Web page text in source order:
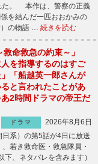
た。 本作は、警察の正義
を結んだ一匹おおかみの
）の物語 … 続きを読む
救命救急の約束～」
人を指導するのはすご
「船越英一郎さんが
ると言われたことがあ
2時間ドラマの帝王だ
ドラマ
2026年8月6日
系）の第5話が4日に放送
若き救命医・救急隊員・
、ネタバレを含みます）